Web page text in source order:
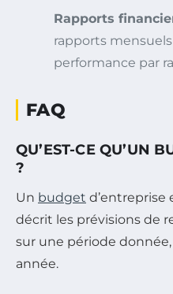
Rapports
rapports
performance par
FAQ
QU’EST-CE QU’UN
?
Un budget d’entreprise
décrit les prévisions de
sur une période
année.